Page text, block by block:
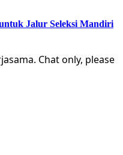
Jalur Seleksi Mandiri
Chat only, please